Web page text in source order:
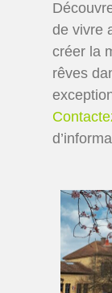
de vivre
créer la
rêves